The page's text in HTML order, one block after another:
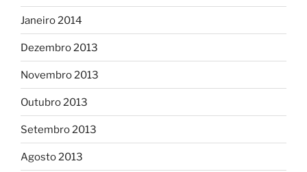
Janeiro 2014
Dezembro 2013
Novembro 2013
Outubro 2013
Setembro 2013
Agosto 2013